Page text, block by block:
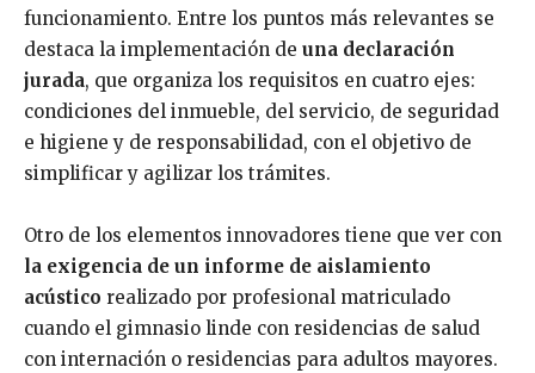
funcionamiento. Entre los puntos más relevantes se
destaca la implementación de una declaración
jurada, que organiza los requisitos en cuatro ejes:
condiciones del inmueble, del servicio, de seguridad
e higiene y de responsabilidad, con el objetivo de
simplificar y agilizar los trámites.
Otro de los elementos innovadores tiene que ver con
la exigencia de un informe de aislamiento
acústico realizado por profesional matriculado
cuando el gimnasio linde con residencias de salud
con internación o residencias para adultos mayores.